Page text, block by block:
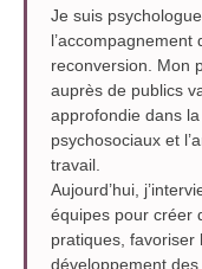
Je suis
reconversion. Mon
auprès de publics
approfondie dans
psychosociaux et
travail.
Aujourd’hui,
équipes pour créer
pratiques, favoriser
développement